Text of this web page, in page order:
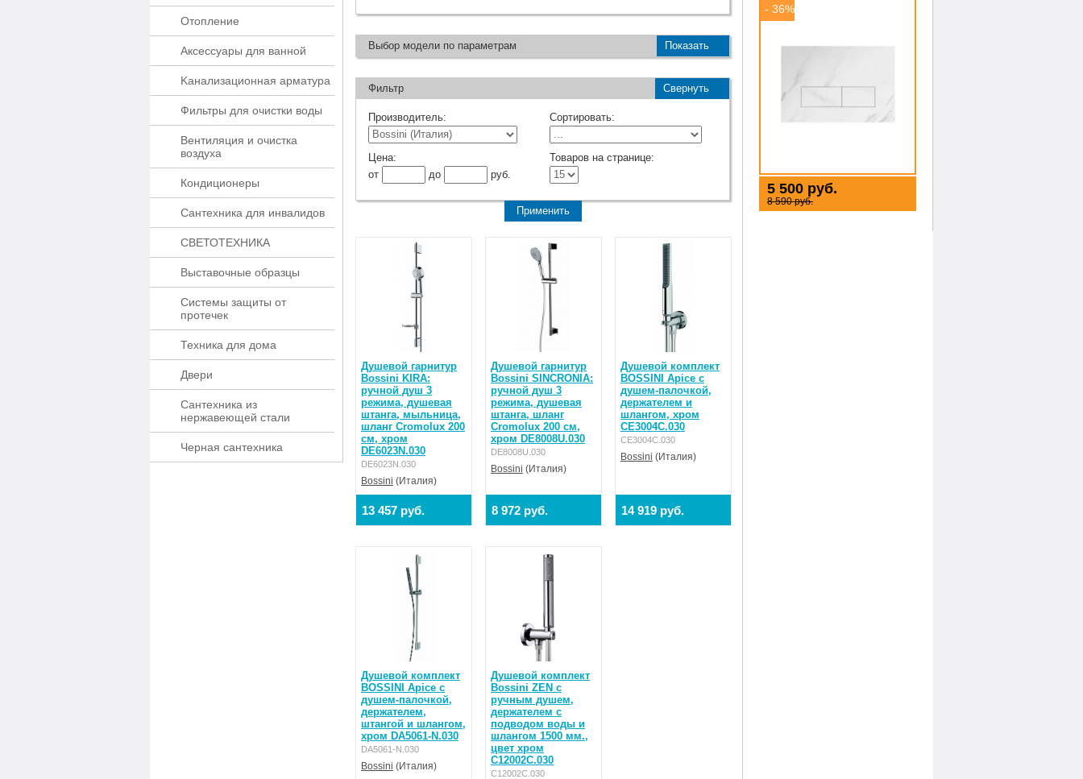
Отопление
Аксессуары для ванной
Kaнaлизaционнaя apматypa
Фильтры для очистки воды
Вентиляция и очистка
воздуха
Кондиционеры
Сантехника для инвалидов
СВЕТОТЕХНИКА
Выставочные образцы
Системы защиты от
протечек
Техника для дома
Двери
Сантехника из
нержавеющей стали
Черная сантехника
Выбор модели по параметрам Показать
Фильтр Свернуть
Производитель: Сортировать:
Цена:
от
до руб.
Товаров на странице:
Душевой гарнитур
Bossini KIRA:
ручной душ 3
режима, душевая
штанга, мыльница,
шланг Cromolux 200
см, хром
DE6023N.030
DE6023N.030
Bossini (Италия)
13 457 руб.
Душевой гарнитур
Bossini SINCRONIA:
ручной душ 3
режима, душевая
штанга, шланг
Cromolux 200 см,
хром DE8008U.030
DE8008U.030
Bossini (Италия)
8 972 руб.
Душевой комплект
BOSSINI Apice с
душем-палочкой,
держателем и
шлангом, хром
CE3004C.030
CE3004C.030
Bossini (Италия)
14 919 руб.
Душевой комплект
BOSSINI Apice с
душем-палочкой,
держателем,
штангой и шлангом,
хром DA5061-N.030
DA5061-N.030
Bossini (Италия)
Душевой комплект
Bossini ZEN с
ручным душем,
держателем с
подводом воды и
шлангом 1500 мм.,
цвет хром
C12002C.030
C12002C.030
- 36%
5 500 руб.
8 590 руб.